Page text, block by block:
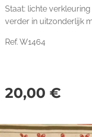
Staat: lichte
verder in uitzonderlijk
Ref. W1464
20,00 €